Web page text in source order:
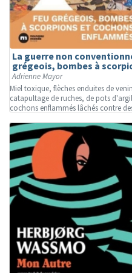
La guerre non
grégeois, bombes à
Adrienne Mayor
Miel toxique, flèches enduites de
catapultage de ruches, de pots
cochons enflammés lâchés contre